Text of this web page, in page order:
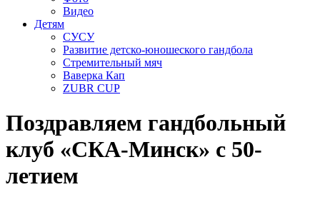
Видео
Детям
СУСУ
Развитие детско-юношеского гандбола
Стремительный мяч
Ваверка Кап
ZUBR CUP
Поздравляем гандбольный
клуб «СКА-Минск» с 50-
летием